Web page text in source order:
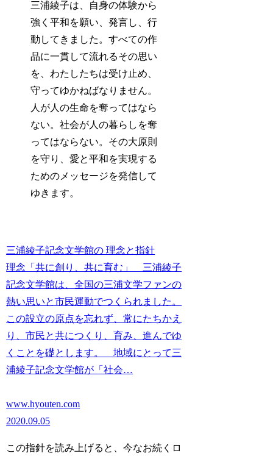
三浦綾子は、自身の体験から
強く平和を願い、発言し、行
動してきました。すべての作
品に一貫して流れるその思い
を、わたしたちは受け止め、
守ってゆかねばなりません。
人が人の生命を奪ってはなら
ない。社会が人の暮らしを奪
ってはならない。その大原則
を守り、愛と平和を実現する
ためのメッセージを発信して
ゆきます。
三浦綾子記念文学館の 理念と指針
理念「共に創り、共に育む」 三浦綾子
記念文学館は、全国の三浦文学ファンの
熱い思いと市民運動でつくられました。
この設立の原点を忘れず、常にたちかえ
り、市民と共につくり、育み、進んでゆ
くことを礎とします。 地域にとって三
浦綾子記念文学館が「社会…
www.hyouten.com
2020.09.05
この指針を読み上げると、今なお続くロ